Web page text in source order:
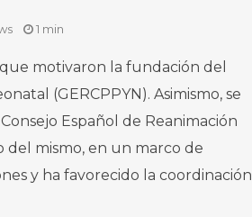
1 min
motivaron la fundación del
(GERCPPYN). Asimismo, se
Español de Reanimación
del mismo, en un marco de
y ha favorecido la coordinación